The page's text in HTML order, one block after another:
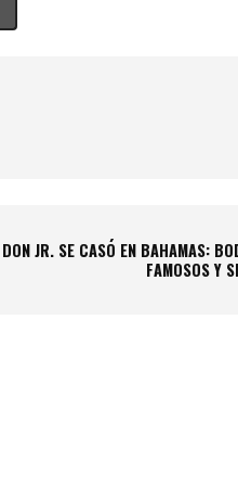
DON JR. SE CASÓ EN BAHAMAS:
FAMOSOS Y